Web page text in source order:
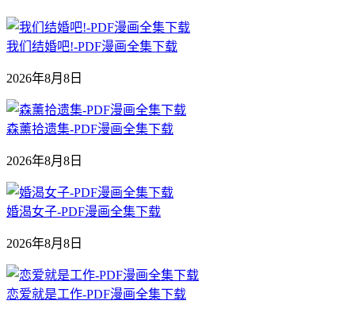
我们结婚吧!-PDF漫画全集下载
2026年8月8日
森薰拾遗集-PDF漫画全集下载
2026年8月8日
婚渴女子-PDF漫画全集下载
2026年8月8日
恋爱就是工作-PDF漫画全集下载